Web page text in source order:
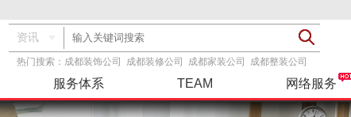
资讯
热门搜索： 成都装饰公司 成都装修公司 成都家装公司 成都整装公司
服务体系 TEAM 网络服务